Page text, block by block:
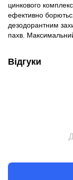
цинкового
ефективно
дезодорантним
пахв.
Відгуки